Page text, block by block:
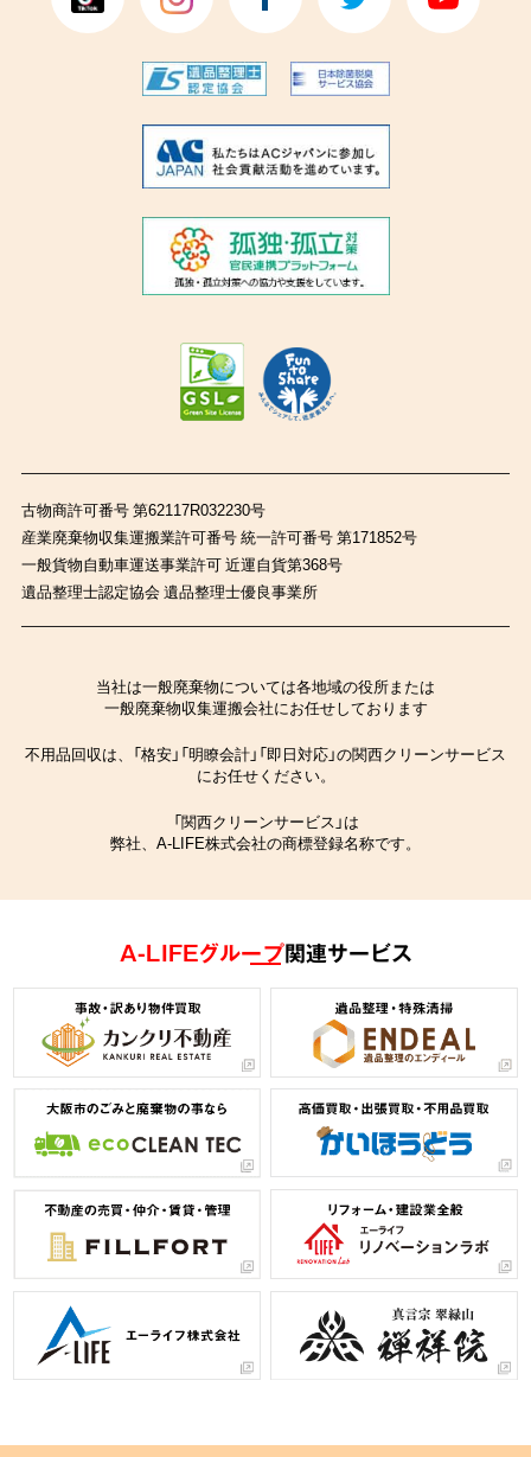
古物商許可番号 第62117R032230号
産業廃棄物収集運搬業許可番号 統一許可番号 第171852号
一般貨物自動車運送事業許可 近運自貨第368号
遺品整理士認定協会 遺品整理士優良事業所
当社は一般廃棄物については各地域の役所または
一般廃棄物収集運搬会社にお任せしております
不用品回収は、「格安」「明瞭会計」「即日対応」の関西クリーンサービス
にお任せください。
「関西クリーンサービス」は
弊社、A-LIFE株式会社の商標登録名称です。
A-LIFEグループ関連サービス